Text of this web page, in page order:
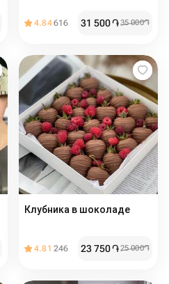
4.84616 31 500֏35 000֏
Клубника в шоколаде
4.81 246 23 750֏25 000֏